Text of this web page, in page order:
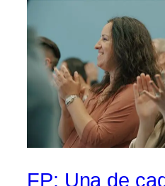
FP: Una de